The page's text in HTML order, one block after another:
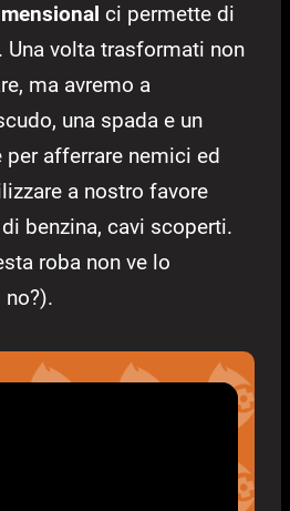
ci permette di
Una volta trasformati non
ma avremo a
una spada e un
afferrare nemici ed
a nostro favore
benzina, cavi scoperti.
roba non ve lo